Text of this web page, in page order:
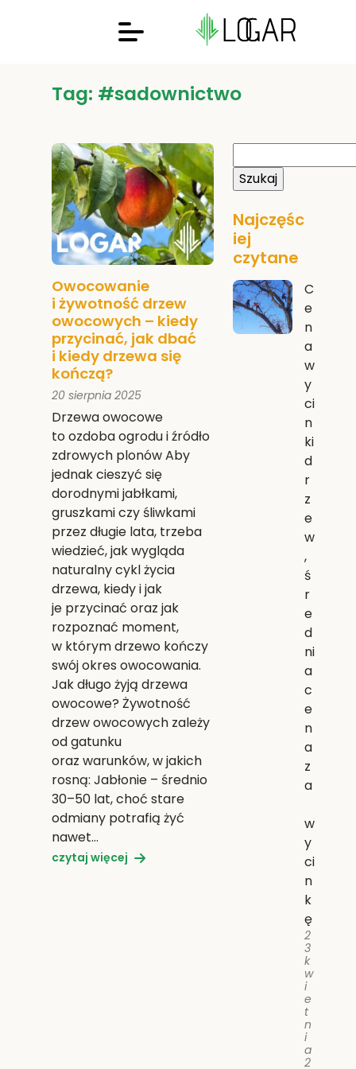
Tag: #sadownictwo
Owocowanie
i żywotność drzew
owocowych – kiedy
przycinać, jak dbać
i kiedy drzewa się
kończą?
20 sierpnia 2025
Drzewa owocowe
to ozdoba ogrodu i źródło
zdrowych plonów Aby
jednak cieszyć się
dorodnymi jabłkami,
gruszkami czy śliwkami
przez długie lata, trzeba
wiedzieć, jak wygląda
naturalny cykl życia
drzewa, kiedy i jak
je przycinać oraz jak
rozpoznać moment,
w którym drzewo kończy
swój okres owocowania.
Jak długo żyją drzewa
owocowe? Żywotność
drzew owocowych zależy
od gatunku
oraz warunków, w jakich
rosną: Jabłonie – średnio
30–50 lat, choć stare
odmiany potrafią żyć
nawet…
czytaj więcej
Najczęśc
iej
czytane
C
e
n
a
w
y
ci
n
ki
d
r
z
e
w
,
ś
r
e
d
ni
a
c
e
n
a
z
a
w
y
ci
n
k
ę
2
3
k
w
i
e
t
n
i
a
2